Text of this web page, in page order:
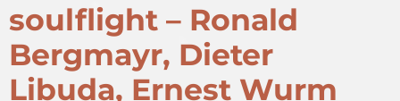
soulflight – Ronald
Bergmayr, Dieter
Libuda, Ernest Wurm